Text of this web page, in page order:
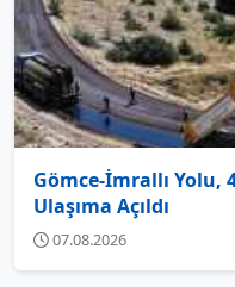
Gömce-İmrallı
Ulaşıma Açıldı
07.08.2026